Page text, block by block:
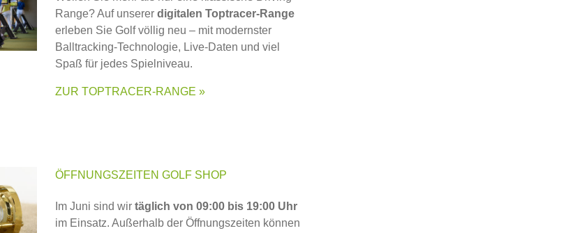
Range? Auf unserer digitalen Toptracer-Range
erleben Sie Golf völlig neu – mit modernster
Balltracking-Technologie, Live-Daten und viel
Spaß für jedes Spielniveau.
ZUR TOPTRACER-RANGE »
ÖFFNUNGSZEITEN GOLF SHOP
Im Juni sind wir täglich von 09:00 bis 19:00 Uhr
im Einsatz. Außerhalb der Öffnungszeiten können